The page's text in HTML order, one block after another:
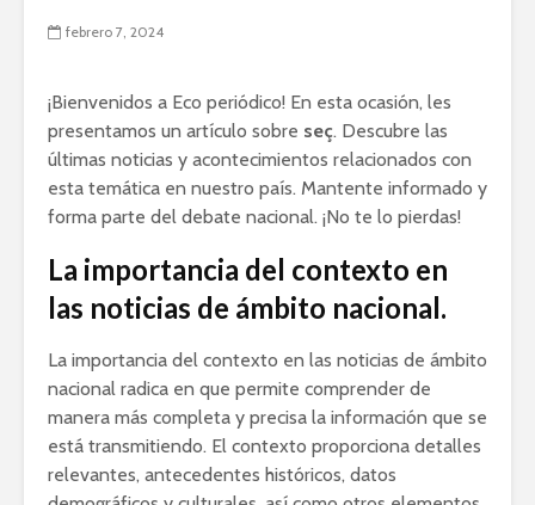
febrero 7, 2024
¡Bienvenidos a Eco periódico! En esta ocasión, les
presentamos un artículo sobre seç. Descubre las
últimas noticias y acontecimientos relacionados con
esta temática en nuestro país. Mantente informado y
forma parte del debate nacional. ¡No te lo pierdas!
La importancia del contexto en
las noticias de ámbito nacional.
La importancia del contexto en las noticias de ámbito
nacional radica en que permite comprender de
manera más completa y precisa la información que se
está transmitiendo. El contexto proporciona detalles
relevantes, antecedentes históricos, datos